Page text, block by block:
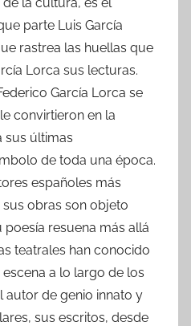
parte Luis García
rastrea las huellas que
Lorca sus lecturas.
García Lorca se
convirtieron en la
sus últimas
de toda una época.
españoles más
obras son objeto
resuena más allá
teatrales han conocido
a lo largo de los
autor de genio innato y
sus escritos, desde